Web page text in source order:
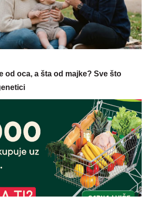
od oca, a šta od majke? Sve što